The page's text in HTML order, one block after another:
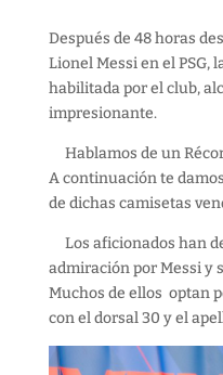
Después de 48 horas
Lionel Messi en el PSG,
habilitada por el club,
impresionante.
Hablamos de un
A continuación te
de dichas camisetas
Los aficionados han
admiración por Messi y
Muchos de ellos optan
con el dorsal 30 y el